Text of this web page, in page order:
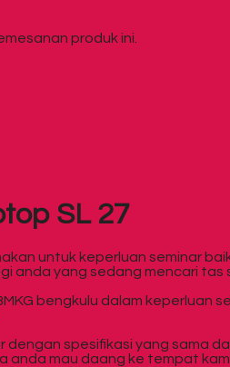
produk ini.
SL 27
untuk keperluan seminar
anda yang sedang mencari
bengkulu dalam
spesifikasi yang sama
anda mau daang ke tempat